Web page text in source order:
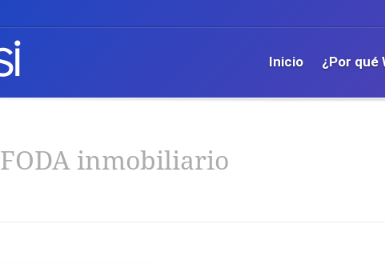
Inicio ¿Por qué
FODA inmobiliario